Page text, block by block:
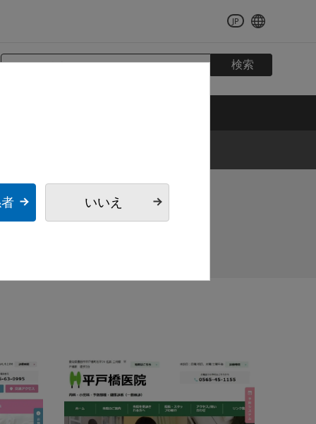
JP
検索
いいえ